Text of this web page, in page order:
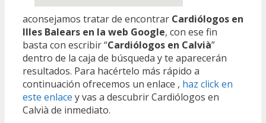
aconsejamos tratar de encontrar Cardiólogos en
Illes Balears en la web Google, con ese fin
basta con escribir “Cardiólogos en Calvià”
dentro de la caja de búsqueda y te aparecerán
resultados. Para hacértelo más rápido a
continuación ofrecemos un enlace , haz click en
este enlace y vas a descubrir Cardiólogos en
Calvià de inmediato.